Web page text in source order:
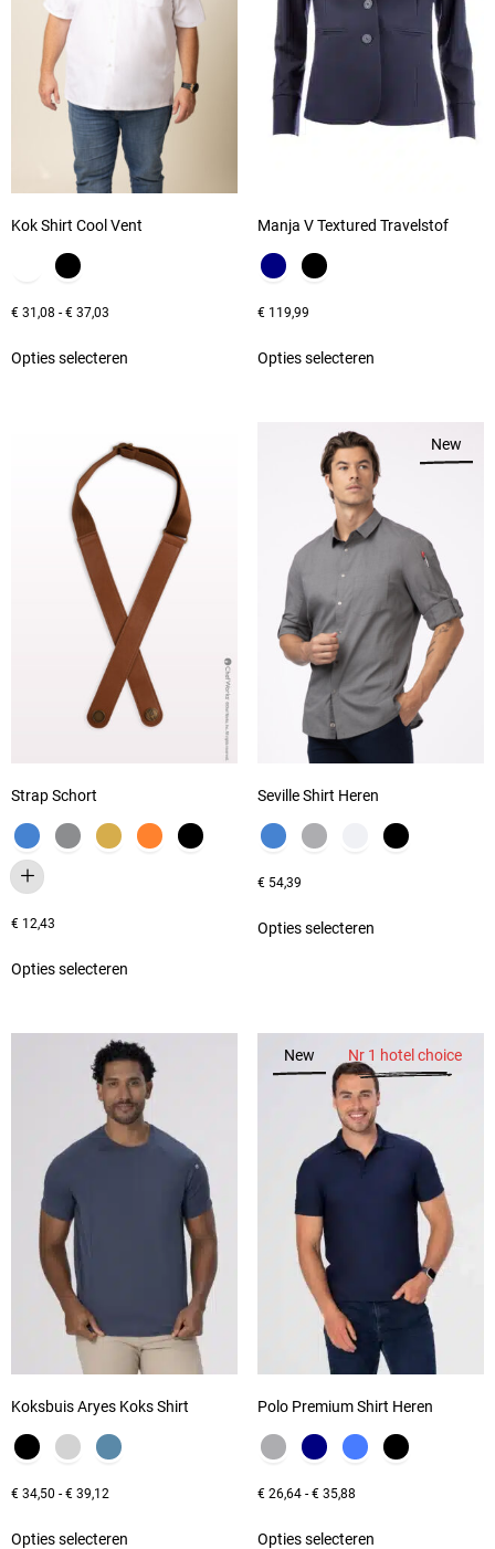
Kok Shirt Cool Vent
€ 31,08 - € 37,03
Opties selecteren
Manja V Textured Travelstof
€119,99
Opties selecteren
Strap Schort
€ 12,43
Opties selecteren
New
Seville Shirt Heren
€54,39
Opties selecteren
Koksbuis Aryes Koks Shirt
€ 34,50 - € 39,12
Opties selecteren
New Nr 1 hotel choice
Polo Premium Shirt Heren
€26,64 - €35,88
Opties selecteren